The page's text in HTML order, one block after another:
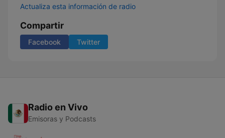
Actualiza esta información de radio
Compartir
Facebook Twitter
Radio en Vivo
Emisoras y Podcasts